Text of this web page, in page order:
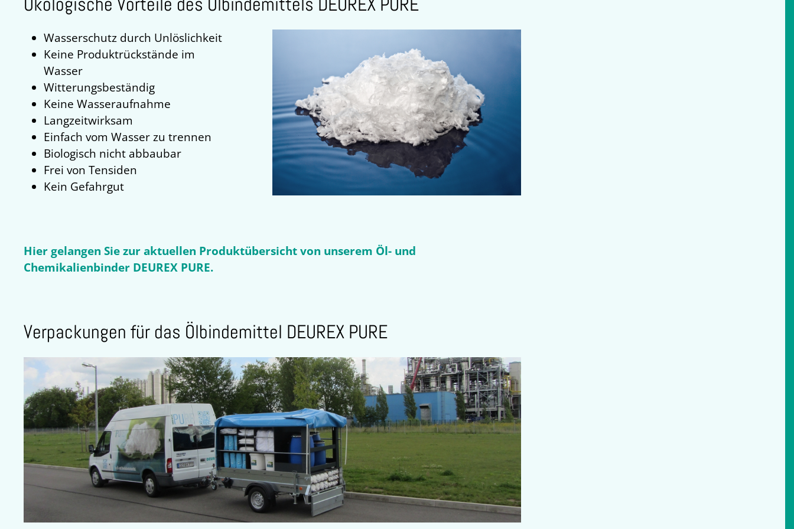
Wasserschutz durch Unlöslichkeit
Keine Produktrückstände im
Wasser
Witterungsbeständig
Keine Wasseraufnahme
Langzeitwirksam
Einfach vom Wasser zu trennen
Biologisch nicht abbaubar
Frei von Tensiden
Kein Gefahrgut
Hier gelangen Sie zur aktuellen Produktübersicht von unserem Öl- und
Chemikalienbinder DEUREX PURE.
Verpackungen für das Ölbindemittel DEUREX PURE